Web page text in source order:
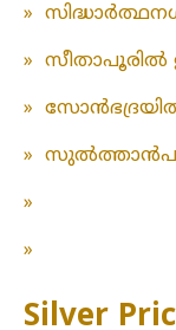
»
» സീതാപൂരിൽ
»
»
»
»
Silver